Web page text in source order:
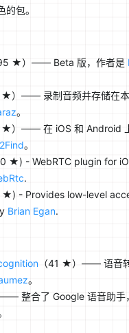
的包。
95 ★）—— Beta 版，作者是
★）—— 录制音频并存储在
。
★）—— 在 iOS 和 Android
2Find。
★) - WebRTC plugin for
.
★) - Provides low-level
Brian Egan.
（41 ★）—— 语音
。
—— 整合了 Google 语音助手